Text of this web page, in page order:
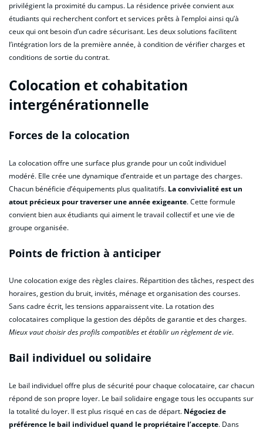
privilégient la proximité du campus. La résidence privée convient aux
étudiants qui recherchent confort et services prêts à l’emploi ainsi qu’à
ceux qui ont besoin d’un cadre sécurisant. Les deux solutions facilitent
l’intégration lors de la première année, à condition de vérifier charges et
conditions de sortie du contrat.
Colocation et cohabitation
intergénérationnelle
Forces de la colocation
La colocation offre une surface plus grande pour un coût individuel
modéré. Elle crée une dynamique d’entraide et un partage des charges.
Chacun bénéficie d’équipements plus qualitatifs. La convivialité est un
atout précieux pour traverser une année exigeante. Cette formule
convient bien aux étudiants qui aiment le travail collectif et une vie de
groupe organisée.
Points de friction à anticiper
Une colocation exige des règles claires. Répartition des tâches, respect des
horaires, gestion du bruit, invités, ménage et organisation des courses.
Sans cadre écrit, les tensions apparaissent vite. La rotation des
colocataires complique la gestion des dépôts de garantie et des charges.
Mieux vaut choisir des profils compatibles et établir un règlement de vie.
Bail individuel ou solidaire
Le bail individuel offre plus de sécurité pour chaque colocataire, car chacun
répond de son propre loyer. Le bail solidaire engage tous les occupants sur
la totalité du loyer. Il est plus risqué en cas de départ. Négociez de
préférence le bail individuel quand le propriétaire l’accepte. Dans